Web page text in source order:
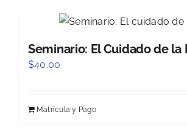
Seminario: El Cuidado de la
$40.00
Matrícula y Pago